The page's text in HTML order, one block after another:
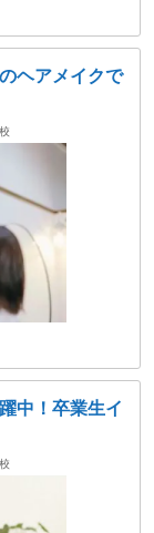
ヘアメイクで
中！卒業生イ